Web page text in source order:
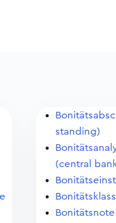
standing)
(central